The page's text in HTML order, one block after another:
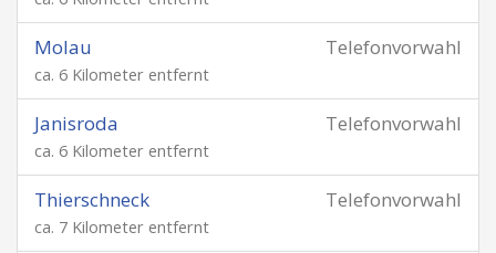
Telefonvorwahl
Molau
ca. 6 Kilometer entfernt
Telefonvorwahl
Janisroda
ca. 6 Kilometer entfernt
Telefonvorwahl
Thierschneck
ca. 7 Kilometer entfernt